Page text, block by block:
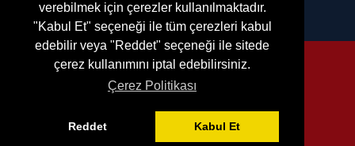
verebilmek için çerezler kullanılmaktadır.
"Kabul Et" seçeneği ile tüm çerezleri kabul
edebilir veya "Reddet" seçeneği ile sitede
çerez kullanımını iptal edebilirsiniz.
Çerez Politikası
Reddet Kabul Et
© @ 2016. Her Hakkı Saklıdır.